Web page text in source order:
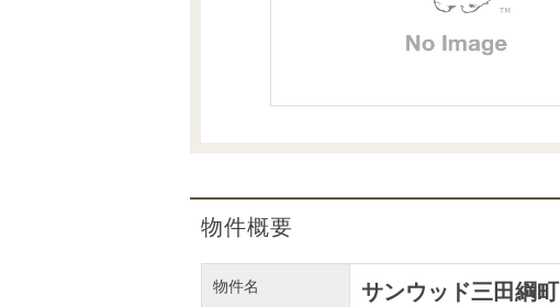
物件概要
物件名 サンウッド三田綱町